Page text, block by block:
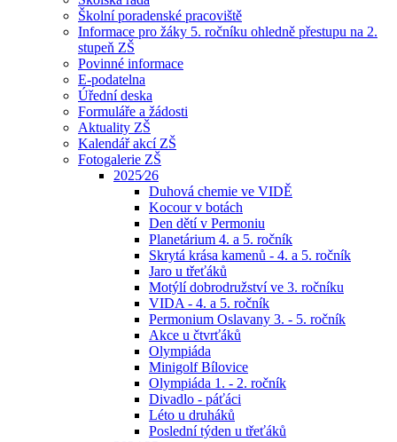
Školní poradenské pracoviště
Informace pro žáky 5. ročníku ohledně přestupu na 2.
stupeň ZŠ
Povinné informace
E-podatelna
Úřední deska
Formuláře a žádosti
Aktuality ZŠ
Kalendář akcí ZŠ
Fotogalerie ZŠ
2025⁄26
Duhová chemie ve VIDĚ
Kocour v botách
Den dětí v Permoniu
Planetárium 4. a 5. ročník
Skrytá krása kamenů - 4. a 5. ročník
Jaro u třeťáků
Motýlí dobrodružství ve 3. ročníku
VIDA - 4. a 5. ročník
Permonium Oslavany 3. - 5. ročník
Akce u čtvrťáků
Olympiáda
Minigolf Bílovice
Olympiáda 1. - 2. ročník
Divadlo - páťáci
Léto u druháků
Poslední týden u třeťáků